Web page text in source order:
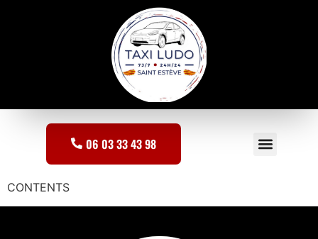
06 03 33 43 98
CONTENTS